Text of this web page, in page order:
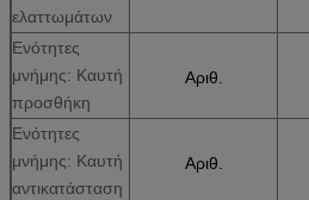
ελαττωμάτων
Ενότητες
μνήμης: Καυτή
προσθήκη
Αριθ.
Ενότητες
μνήμης: Καυτή
αντικατάσταση
Αριθ.